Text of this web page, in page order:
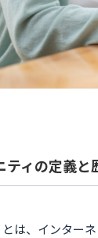
ティの定義と
は、インター